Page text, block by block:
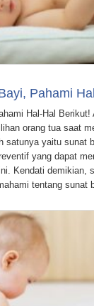
Pahami
Hal-Hal Berikut!
orang tua saat
satunya yaitu sunat
yang dapat
Kendati demikian,
tentang